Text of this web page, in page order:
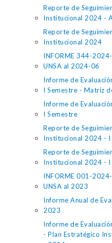
Reporte de
Institucional 2024 -
Reporte de
Institucional 2024
INFORME 344-
UNSA al 2024-06
Informe de
I Semestre - Matriz
Informe de
I Semestre
Reporte de
Institucional 2024 - I
Reporte de
Institucional 2024 - I
INFORME 001-
UNSA al 2023
Informe Anual de
2023
Informe de
- Plan Estratégico